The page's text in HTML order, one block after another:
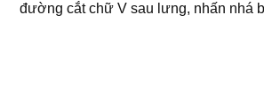
đường cắt chữ V sau lưng, nhấn nhá